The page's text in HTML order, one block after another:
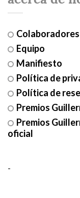
Colaboradores
Equipo
Manifiesto
Política de
Política de
Premios
Premios
oficial
-